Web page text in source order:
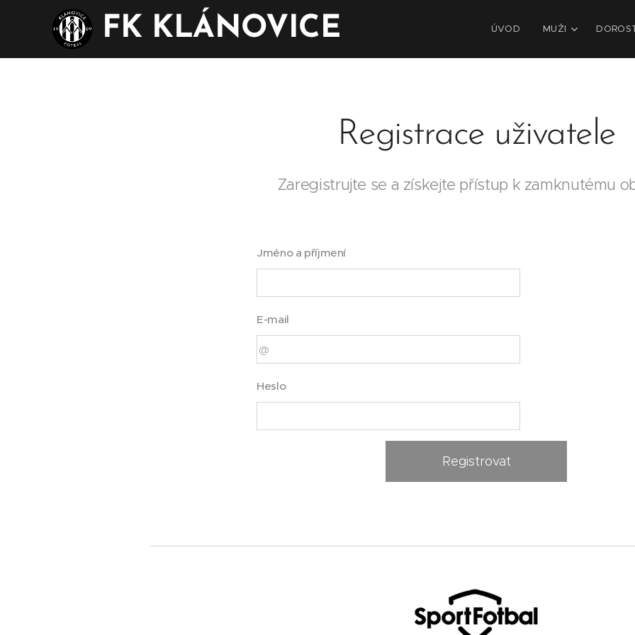
FK KLÁNOVICE ÚVOD MUŽI
Registrace uživatele
Zaregistrujte se a získejte přístup k zamknutému
Jméno a příjmení
E-mail
Heslo
Registrovat